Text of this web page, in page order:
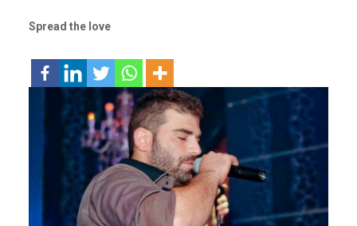
Spread the love